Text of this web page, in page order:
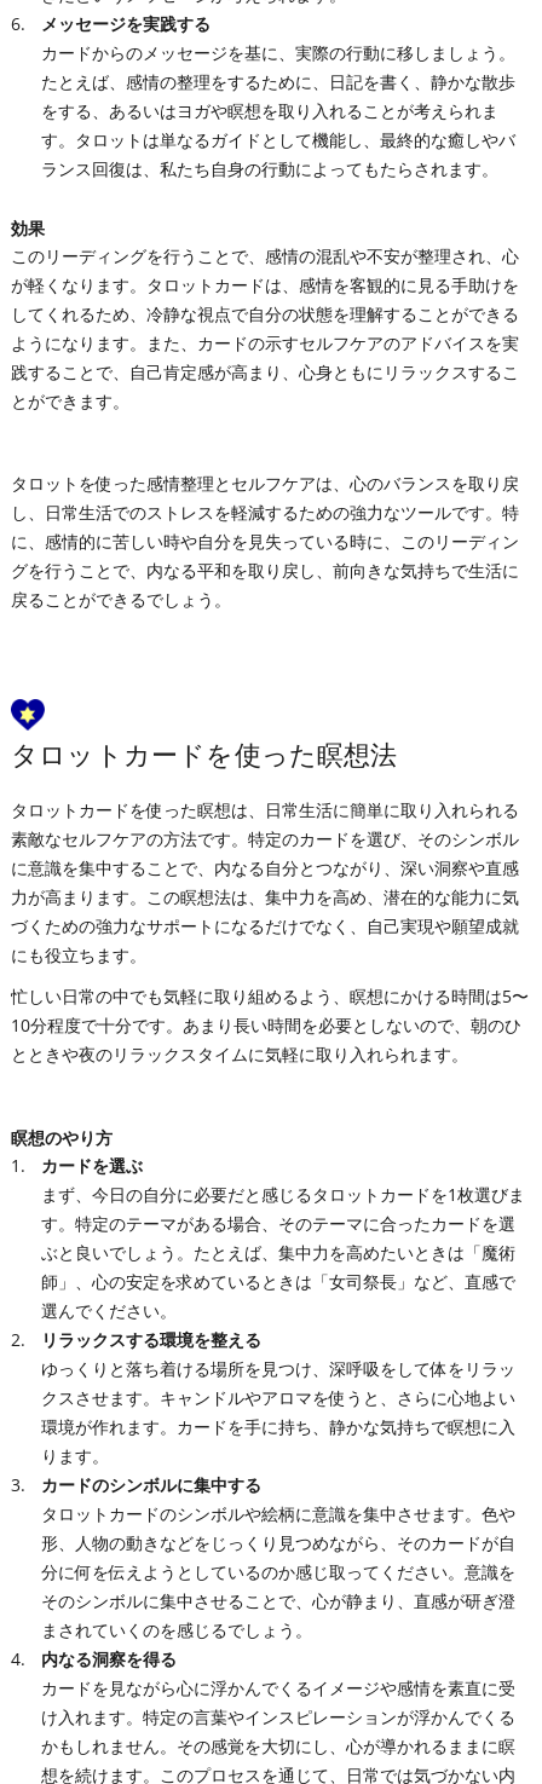
メッセージを実践する
カードからのメッセージを基に、実際の行動に移しましょう。
たとえば、感情の整理をするために、日記を書く、静かな散歩
をする、あるいはヨガや瞑想を取り入れることが考えられま
す。タロットは単なるガイドとして機能し、最終的な癒しやバ
ランス回復は、私たち自身の行動によってもたらされます。
効果
このリーディングを行うことで、感情の混乱や不安が整理され、心
が軽くなります。タロットカードは、感情を客観的に見る手助けを
してくれるため、冷静な視点で自分の状態を理解することができる
ようになります。また、カードの示すセルフケアのアドバイスを実
践することで、自己肯定感が高まり、心身ともにリラックスするこ
とができます。
タロットを使った感情整理とセルフケアは、心のバランスを取り戻
し、日常生活でのストレスを軽減するための強力なツールです。特
に、感情的に苦しい時や自分を見失っている時に、このリーディン
グを行うことで、内なる平和を取り戻し、前向きな気持ちで生活に
戻ることができるでしょう。
タロットカードを使った瞑想法
タロットカードを使った瞑想は、日常生活に簡単に取り入れられる
素敵なセルフケアの方法です。特定のカードを選び、そのシンボル
に意識を集中することで、内なる自分とつながり、深い洞察や直感
力が高まります。この瞑想法は、集中力を高め、潜在的な能力に気
づくための強力なサポートになるだけでなく、自己実現や願望成就
にも役立ちます。
忙しい日常の中でも気軽に取り組めるよう、瞑想にかける時間は5〜
10分程度で十分です。あまり長い時間を必要としないので、朝のひ
とときや夜のリラックスタイムに気軽に取り入れられます。
瞑想のやり方
カードを選ぶ
まず、今日の自分に必要だと感じるタロットカードを1枚選びま
す。特定のテーマがある場合、そのテーマに合ったカードを選
ぶと良いでしょう。たとえば、集中力を高めたいときは「魔術
師」、心の安定を求めているときは「女司祭長」など、直感で
選んでください。
リラックスする環境を整える
ゆっくりと落ち着ける場所を見つけ、深呼吸をして体をリラッ
クスさせます。キャンドルやアロマを使うと、さらに心地よい
環境が作れます。カードを手に持ち、静かな気持ちで瞑想に入
ります。
カードのシンボルに集中する
タロットカードのシンボルや絵柄に意識を集中させます。色や
形、人物の動きなどをじっくり見つめながら、そのカードが自
分に何を伝えようとしているのか感じ取ってください。意識を
そのシンボルに集中させることで、心が静まり、直感が研ぎ澄
まされていくのを感じるでしょう。
内なる洞察を得る
カードを見ながら心に浮かんでくるイメージや感情を素直に受
け入れます。特定の言葉やインスピレーションが浮かんでくる
かもしれません。その感覚を大切にし、心が導かれるままに瞑
想を続けます。このプロセスを通じて、日常では気づかない内